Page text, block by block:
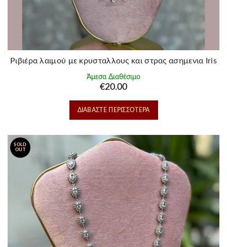
Ριβιέρα λαιμού με κρυσταλλους και στρας ασημενια Iris
Άμεσα Διαθέσιμο
€20.00
ΔΙΑΒΆΣΤΕ ΠΕΡΙΣΣΌΤΕΡΑ
SOLD
OUT